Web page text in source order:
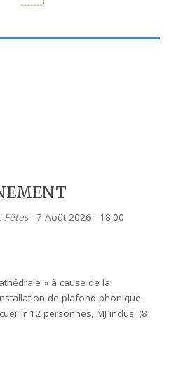
Fêtes- 7 Août 2026 - 18:00
» à cause de la
de plafond phonique.
12 personnes, MJ inclus. (8